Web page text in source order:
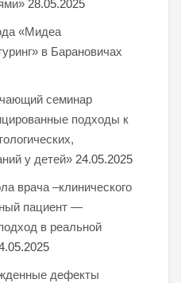
28.05.2025
«Мидеа
в Барановичах
семинар
подходы к
у детей» 24.05.2025
врача –клинического
пациент —
в реальной
дефекты